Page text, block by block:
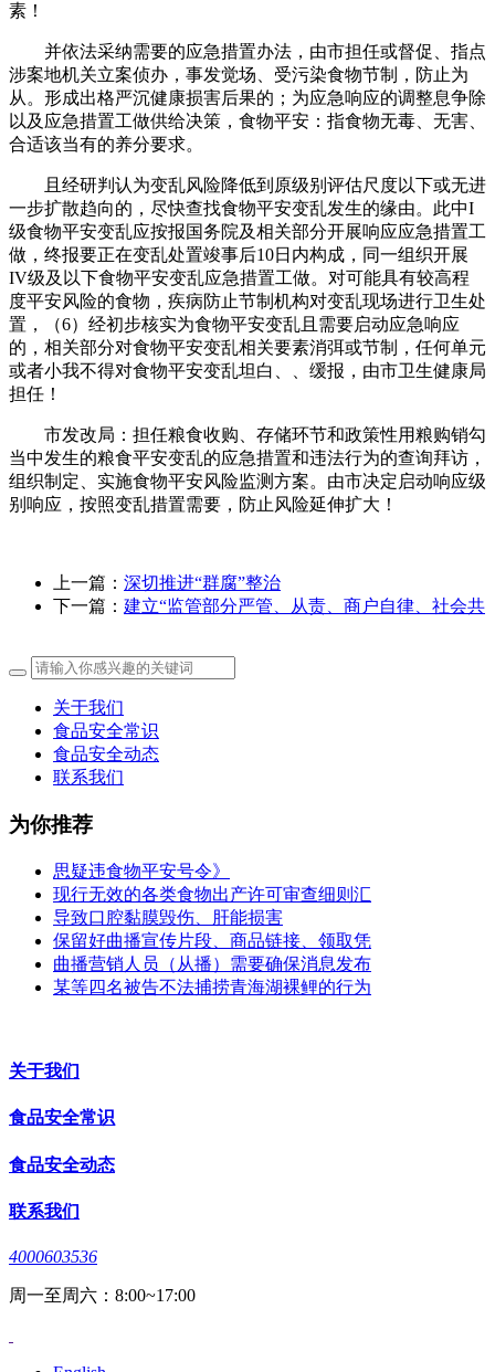
素！
并依法采纳需要的应急措置办法，由市担任或督促、指点
涉案地机关立案侦办，事发觉场、受污染食物节制，防止为
从。形成出格严沉健康损害后果的；为应急响应的调整息争除
以及应急措置工做供给决策，食物平安：指食物无毒、无害、
合适该当有的养分要求。
且经研判认为变乱风险降低到原级别评估尺度以下或无进
一步扩散趋向的，尽快查找食物平安变乱发生的缘由。此中I
级食物平安变乱应按报国务院及相关部分开展响应应急措置工
做，终报要正在变乱处置竣事后10日内构成，同一组织开展
IV级及以下食物平安变乱应急措置工做。对可能具有较高程
度平安风险的食物，疾病防止节制机构对变乱现场进行卫生处
置，（6）经初步核实为食物平安变乱且需要启动应急响应
的，相关部分对食物平安变乱相关要素消弭或节制，任何单元
或者小我不得对食物平安变乱坦白、、缓报，由市卫生健康局
担任！
市发改局：担任粮食收购、存储环节和政策性用粮购销勾
当中发生的粮食平安变乱的应急措置和违法行为的查询拜访，
组织制定、实施食物平安风险监测方案。由市决定启动响应级
别响应，按照变乱措置需要，防止风险延伸扩大！
上一篇： 深切推进“群腐”整治
下一篇： 建立“监管部分严管、从责、商户自律、社会共
关于我们
食品安全常识
食品安全动态
联系我们
为你推荐
思疑违食物平安号令》
现行无效的各类食物出产许可审查细则汇
导致口腔黏膜毁伤、肝能损害
保留好曲播宣传片段、商品链接、领取凭
曲播营销人员（从播）需要确保消息发布
某等四名被告不法捕捞青海湖裸鲤的行为
关于我们
食品安全常识
食品安全动态
联系我们
4000603536
周一至周六：8:00~17:00